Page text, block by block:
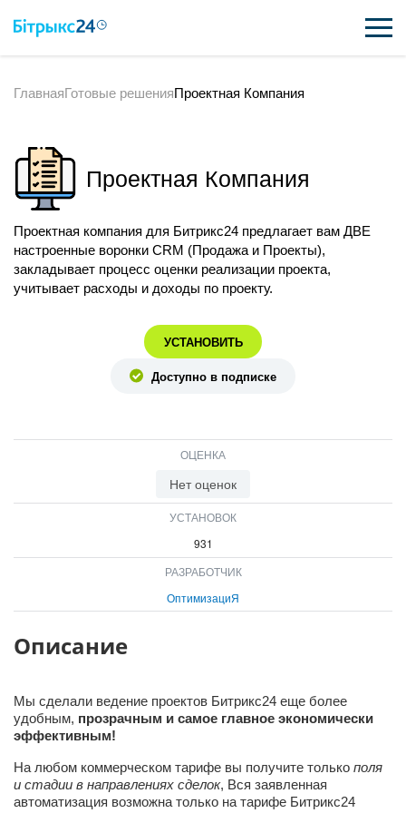
ВОЗМОЖНОСТИ
ИНТЕГРАЦИИ
ПОЛЕЗНОЕ
ПОЛУЧИТЬ БЕСПЛАТНО
ВХОД
ГлавнаяГотовые решенияПроектная Компания
Проектная Компания
Проектная компания для Битрикс24 предлагает вам ДВЕ
настроенные воронки CRM (Продажа и Проекты),
закладывает процесс оценки реализации проекта,
учитывает расходы и доходы по проекту.
УСТАНОВИТЬ
Доступно в подписке
ОЦЕНКА
Нет оценок
УСТАНОВОК
931
РАЗРАБОТЧИК
ОптимизациЯ
Описание
Мы сделали ведение проектов Битрикс24 еще более
удобным, прозрачным и самое главное экономически
эффективным!
На любом коммерческом тарифе вы получите только поля
и стадии в направлениях сделок, Вся заявленная
автоматизация возможна только на тарифе Битрикс24